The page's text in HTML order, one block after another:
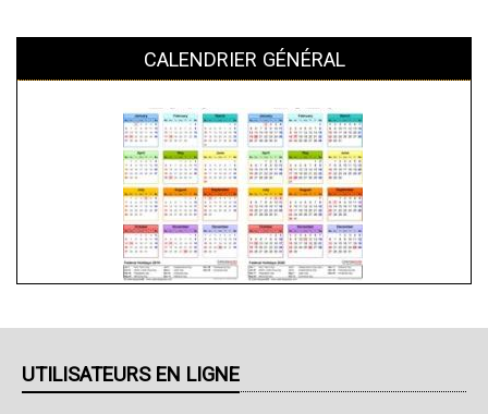
CALENDRIER GÉNÉRAL
UTILISATEURS EN LIGNE